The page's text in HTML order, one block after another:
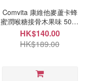
Comvita 康維他麥蘆卡蜂
蜜潤喉糖接骨木果味 500g
9月中
HK$140.00
HK$189.00